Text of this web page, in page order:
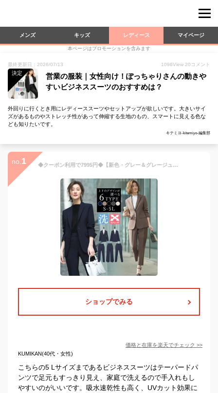
メンズ キッズ レディース マイページ
本ページはプロモーションを含みます
最終更新日：2026/07/13 1096View 20 コメント
決定
営業の服装｜女性向け！ぽっちゃりさんの動きや
すいビジネススーツのおすすめは？
外回りに行くとき用にレディーススーツやセットアップが欲しいです。大きいサイ
ズがあるものやストレッチ性があって伸縮する生地のもの、スマートに見える色な
ども知りたいです。
キテミヨ-kitemiyo-編集部
no. 1 ◆クーポン利用で7995円◆【新色・グレー＆グレージュ入荷】【洗える/UVカット/吸水速乾】レディース ビジネススーツ ジャケット テーパードパンツ パンツスーツ ミセス 大きいサイズ ママスーツ オフィス 仕事服 面接 営業 リクルート 通勤 黒 紺 ストレッチ 即日発送
ショップでみる
価格と在庫を楽天でチェック >>
KUMIKAN(40代・女性)
こちらの5 Lサイズまであるビジネススーツはテーパードパ
ンツで足元もすっきり見え、家庭で洗えるので手入れもし
やすいのがいいです。吸水速乾性も高く、UVカット効果に